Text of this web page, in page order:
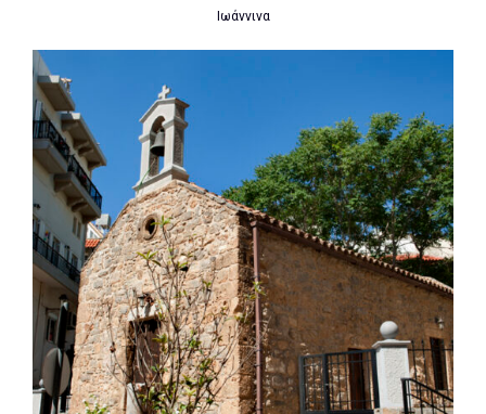
Ιωάννινα